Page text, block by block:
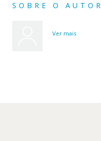
SOBRE O AUTOR
Ver mais